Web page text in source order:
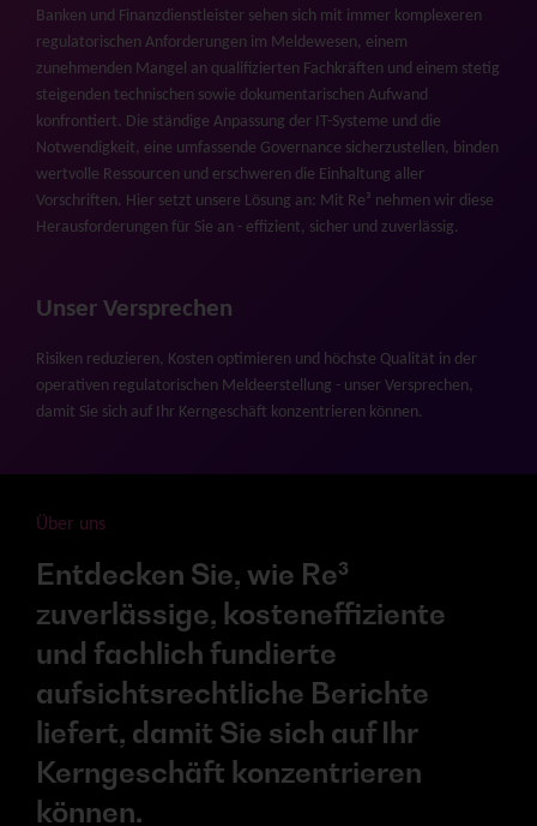
Banken und Finanzdienstleister sehen sich mit immer komplexeren
regulatorischen Anforderungen im Meldewesen, einem
zunehmenden Mangel an qualifizierten Fachkräften und einem stetig
steigenden technischen sowie dokumentarischen Aufwand
konfrontiert. Die ständige Anpassung der IT-Systeme und die
Notwendigkeit, eine umfassende Governance sicherzustellen, binden
wertvolle Ressourcen und erschweren die Einhaltung aller
Vorschriften. Hier setzt unsere Lösung an: Mit Re³ nehmen wir diese
Herausforderungen für Sie an - effizient, sicher und zuverlässig.
Unser Versprechen
Risiken reduzieren, Kosten optimieren und höchste Qualität in der
operativen regulatorischen Meldeerstellung - unser Versprechen,
damit Sie sich auf Ihr Kerngeschäft konzentrieren können.
Über uns
Entdecken Sie, wie Re³
zuverlässige, kosteneffiziente
und fachlich fundierte
aufsichtsrechtliche Berichte
liefert, damit Sie sich auf Ihr
Kerngeschäft konzentrieren
können.